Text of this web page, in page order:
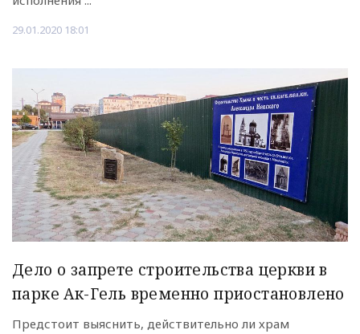
29.01.2020 18:01
Дело о запрете строительства церкви в
парке Ак-Гель временно приостановлено
Предстоит выяснить, действительно ли храм